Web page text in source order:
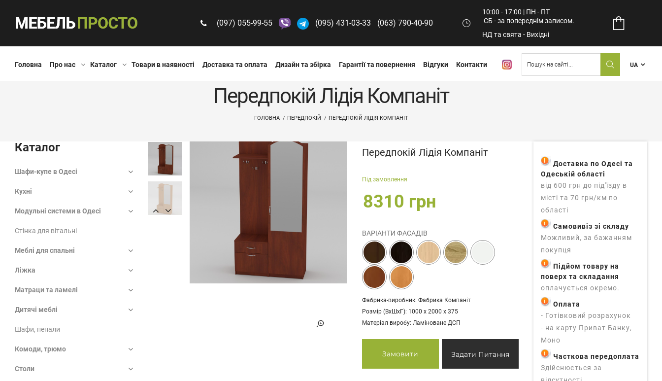
(097) 055-99-55 (095) 431-03-33 (063) 790-40-90
10:00 - 17:00 | ПН - ПТ
СБ - за попереднім записом.
НД та свята - Вихідні
Головна Про нас Каталог Товари в наявності Доставка та оплата Дизайн та збірка Гарантії та повернення Відгуки Контакти UA
Передпокій Лідія Компаніт
ГОЛОВНА ПЕРЕДПОКІЙ ПЕРЕДПОКІЙ ЛІДІЯ КОМПАНІТ
Передпокій Лідія Компаніт
Під замовлення
8310 грн
ВАРІАНТИ ФАСАДІВ
Фабрика-виробник: Фабрика Компаніт
Розмір (ВхШхГ): 1000 х 2000 х 375
Матеріал виробу: Ламіноване ДСП
Замовити Задати Питання
Доставка по Одесі та
Одеській області
від 600 грн до під'їзду в
місті та 70 грн/км по
області
Самовивіз зі складу
Можливий, за бажанням
покупця
Підйом товару на
поверх та складання
оплачується окремо.
Оплата
- Готівковий розрахунок
- на карту Приват Банку,
Моно
Часткова передоплата
Здійснюється за
Каталог
Шафи-купе в Одесі
Кухні
Модульні системи в Одесі
Стінка для вітальні
Меблі для спальні
Ліжка
Матраци та ламелі
Дитячі меблі
Шафи, пенали
Комоди, трюмо
Столи